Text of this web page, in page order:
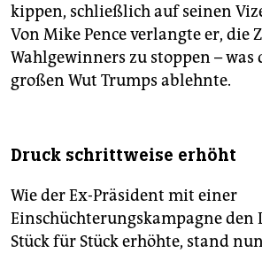
kippen, schließlich auf seinen
Von Mike Pence verlangte er, die
Wahlgewinners zu stoppen – was
großen Wut Trumps ablehnte.
Druck schrittweise erhöht
Wie der Ex-Präsident mit einer
Einschüchterungskampagne den
Stück für Stück erhöhte, stand